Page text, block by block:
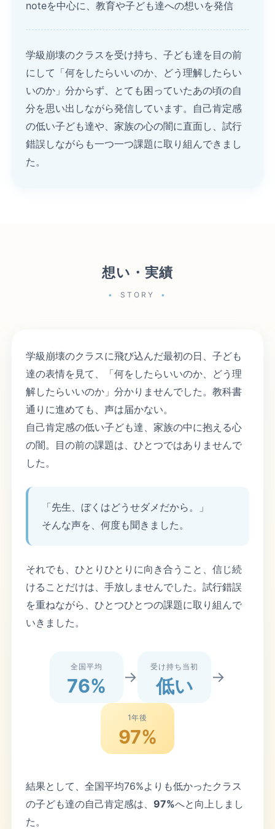
noteを中心に、教育や子ども達への想いを発信
学級崩壊のクラスを受け持ち、子ども達を目の前
にして「何をしたらいいのか、どう理解したらい
いのか」分からず、とても困っていたあの頃の自
分を思い出しながら発信しています。自己肯定感
の低い子ども達や、家族の心の闇に直面し、試行
錯誤しながらも一つ一つ課題に取り組んできまし
た。
想い・実績
STORY
学級崩壊のクラスに飛び込んだ最初の日、子ども
達の表情を見て、「何をしたらいいのか、どう理
解したらいいのか」分かりませんでした。教科書
通りに進めても、声は届かない。
自己肯定感の低い子ども達、家族の中に抱える心
の闇。目の前の課題は、ひとつではありませんで
した。
「先生、ぼくはどうせダメだから。」
そんな声を、何度も聞きました。
それでも、ひとりひとりに向き合うこと、信じ続
けることだけは、手放しませんでした。試行錯誤
を重ねながら、ひとつひとつの課題に取り組んで
いきました。
全国平均
76% →
受け持ち当初
低い →
1年後
97%
結果として、全国平均76%よりも低かったクラス
の子ども達の自己肯定感は、 97%へと向上しまし
た。